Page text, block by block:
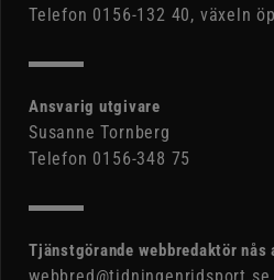
Telefon 0156-132 40, växeln
Ansvarig utgivare
Susanne Tornberg
Telefon 0156-348 75
Tjänstgörande webbredaktör